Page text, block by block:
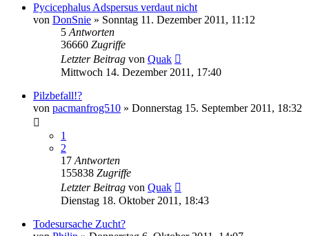
Pycicephalus Adspersus verdaut nicht
von DonSnie » Sonntag 11. Dezember 2011, 11:12
5 Antworten
36660 Zugriffe
Letzter Beitrag von Quak
Mittwoch 14. Dezember 2011, 17:40
Pilzbefall!?
von pacmanfrog510 » Donnerstag 15. September 2011, 18:32
1
2
17 Antworten
155838 Zugriffe
Letzter Beitrag von Quak
Dienstag 18. Oktober 2011, 18:43
Todesursache Zucht?